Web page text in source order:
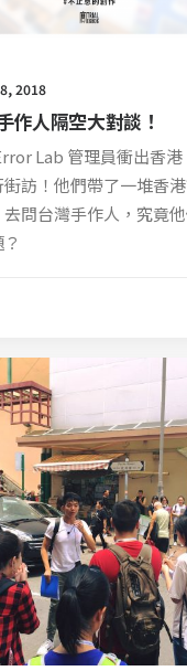
2018
作人隔空大對談！
Lab 管理員衝出香港
訪！他們帶了一堆香
問台灣手作人，究竟